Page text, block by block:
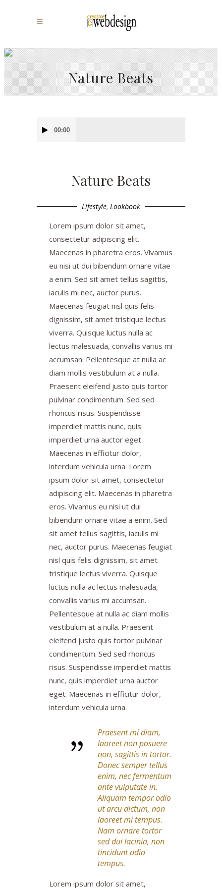
Nature Beats
Player00:00
Nature Beats
Lifestyle, Lookbook
Lorem ipsum dolor sit amet,
consectetur adipiscing elit.
Maecenas in pharetra eros. Vivamus
eu nisi ut dui bibendum ornare vitae
a enim. Sed sit amet tellus sagittis,
iaculis mi nec, auctor purus.
Maecenas feugiat nisl quis felis
dignissim, sit amet tristique lectus
viverra. Quisque luctus nulla ac
lectus malesuada, convallis varius mi
accumsan. Pellentesque at nulla ac
diam mollis vestibulum at a nulla.
Praesent eleifend justo quis tortor
pulvinar condimentum. Sed sed
rhoncus risus. Suspendisse
imperdiet mattis nunc, quis
imperdiet urna auctor eget.
Maecenas in efficitur dolor,
interdum vehicula urna. Lorem
ipsum dolor sit amet, consectetur
adipiscing elit. Maecenas in pharetra
eros. Vivamus eu nisi ut dui
bibendum ornare vitae a enim. Sed
sit amet tellus sagittis, iaculis mi
nec, auctor purus. Maecenas feugiat
nisl quis felis dignissim, sit amet
tristique lectus viverra. Quisque
luctus nulla ac lectus malesuada,
convallis varius mi accumsan.
Pellentesque at nulla ac diam mollis
vestibulum at a nulla. Praesent
eleifend justo quis tortor pulvinar
condimentum. Sed sed rhoncus
risus. Suspendisse imperdiet mattis
nunc, quis imperdiet urna auctor
eget. Maecenas in efficitur dolor,
interdum vehicula urna.
Praesent mi diam,
laoreet non posuere
non, sagittis in tortor.
Donec semper tellus
enim, nec fermentum
ante vulputate in.
Aliquam tempor odio
ut arcu dictum, non
laoreet mi tempus.
Nam ornare tortor
sed dui lacinia, non
tincidunt odio
tempus.
Lorem ipsum dolor sit amet,